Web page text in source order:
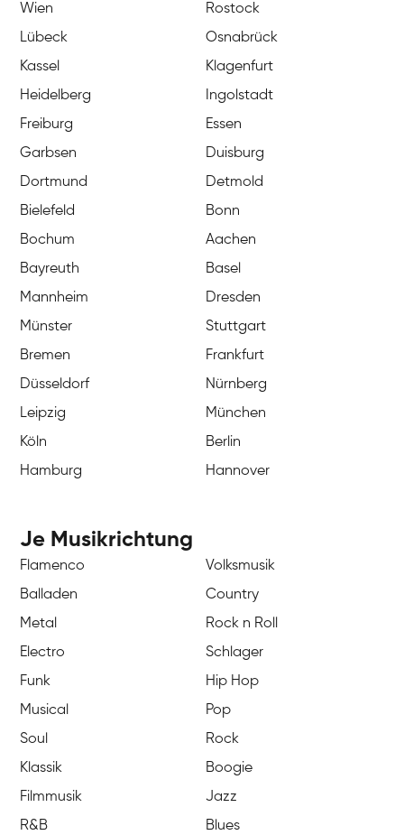
Wien
Rostock
Lübeck
Osnabrück
Kassel
Klagenfurt
Heidelberg
Ingolstadt
Freiburg
Essen
Garbsen
Duisburg
Dortmund
Detmold
Bielefeld
Bonn
Bochum
Aachen
Bayreuth
Basel
Mannheim
Dresden
Münster
Stuttgart
Bremen
Frankfurt
Düsseldorf
Nürnberg
Leipzig
München
Köln
Berlin
Hamburg
Hannover
Je Musikrichtung
Flamenco
Volksmusik
Balladen
Country
Metal
Rock n Roll
Electro
Schlager
Funk
Hip Hop
Musical
Pop
Soul
Rock
Klassik
Boogie
Filmmusik
Jazz
R&B
Blues